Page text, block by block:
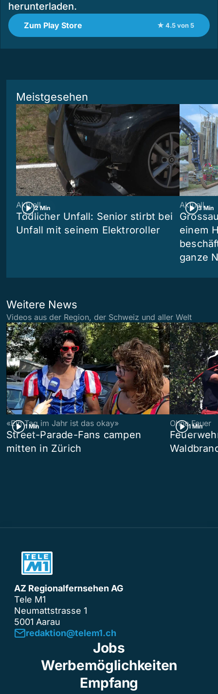
herunterladen.
Zum Play Store ★ 4.5 von 5
Meistgesehen
2 Min
Aktuell
Tödlicher Unfall: Senior stirbt bei
Unfall mit seinem Elektroroller
3 Min
Aktuell
einem
ganze
Weitere News
Videos aus der Region, der Schweiz und aller Welt
1 Min
«Ein Tag im Jahr ist das okay»
Street-Parade-Fans campen
mitten in Zürich
1 Min
Ohne Feuer
AZ Regionalfernsehen AG
Tele M1
Neumattstrasse 1
5001 Aarau
redaktion@telem1.ch
Jobs
Werbemöglichkeiten
Empfang